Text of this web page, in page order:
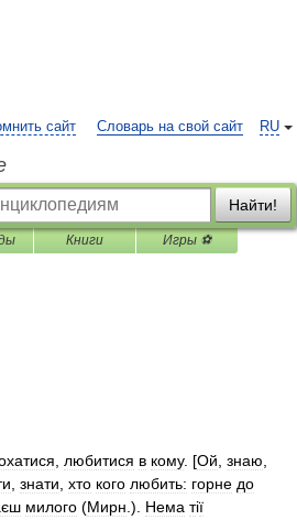
RU
сайт Словарь на свой сайт
Найти!
Книги Игры ⚽
любитися в кому. [Ой знаю
знати хто кого любить: горне до
милого (Мирн .). Нема тії